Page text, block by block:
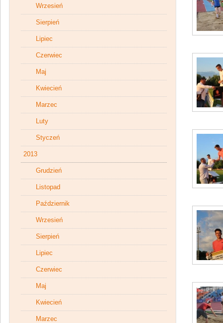
Wrzesień
Sierpień
Lipiec
Czerwiec
Maj
Kwiecień
Marzec
Luty
Styczeń
2013
Grudzień
Listopad
Październik
Wrzesień
Sierpień
Lipiec
Czerwiec
Maj
Kwiecień
Marzec